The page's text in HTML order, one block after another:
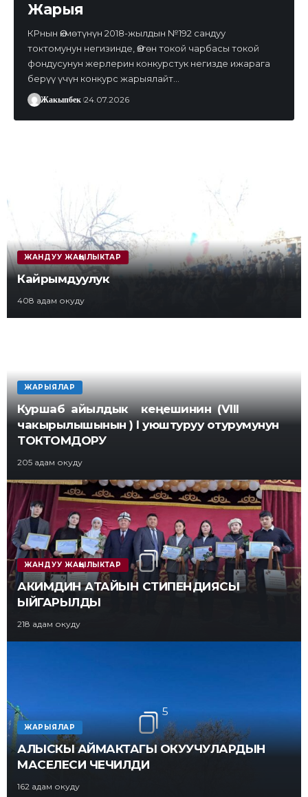
Жарыя
КРнын Өкмөтүнүн 2018-жылдын №192 сандуу
токтомунун негизинде, Өзгөн токой чарбасы токой
фондусунун жерлерин конкурстук негизде ижарага
берүү үчүн конкурс жарыялайт…
Жакыпбек 24.07.2026
ЖАНДУУ ЖАҢЫЛЫКТАР
Кайрымдуулук
408 адам окуду
ЖАРЫЯЛАР
Куршаб айылдык кеңешинин (VIII
чакырылышынын ) I уюштуруу отурумунун
ТОКТОМДОРУ
205 адам окуду
3
ЖАНДУУ ЖАҢЫЛЫКТАР
АКИМДИН АТАЙЫН СТИПЕНДИЯСЫ
ЫЙГАРЫЛДЫ
218 адам окуду
5
ЖАРЫЯЛАР
АЛЫСКЫ АЙМАКТАГЫ ОКУУЧУЛАРДЫН
МАСЕЛЕСИ ЧЕЧИЛДИ
162 адам окуду